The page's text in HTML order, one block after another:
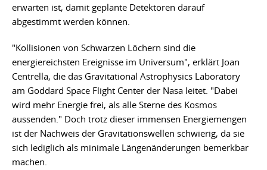
erwarten ist, damit geplante Detektoren darauf
abgestimmt werden können.
"Kollisionen von Schwarzen Löchern sind die
energiereichsten Ereignisse im Universum", erklärt Joan
Centrella, die das Gravitational Astrophysics Laboratory
am Goddard Space Flight Center der Nasa leitet. "Dabei
wird mehr Energie frei, als alle Sterne des Kosmos
aussenden." Doch trotz dieser immensen Energiemengen
ist der Nachweis der Gravitationswellen schwierig, da sie
sich lediglich als minimale Längenänderungen bemerkbar
machen.